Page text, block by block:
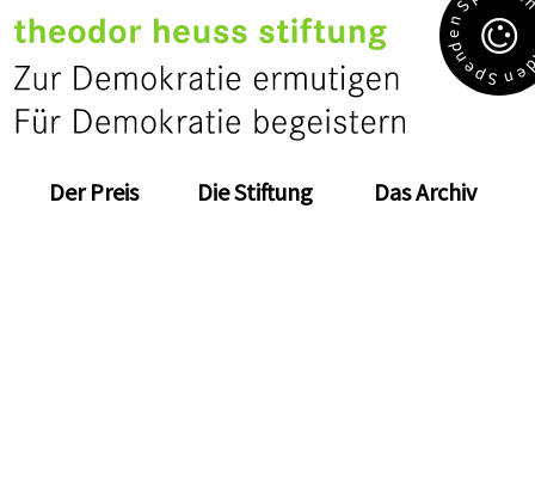
Der Preis Die Stiftung Das Archiv
S
p
e
n
d
e
n
S
e
n